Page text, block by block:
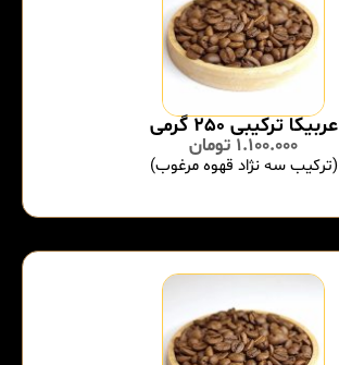
عربیکا ترکیبی 250 گرمی
1.100.000 تومان
(ترکیب سه نژاد قهوه مرغوب)